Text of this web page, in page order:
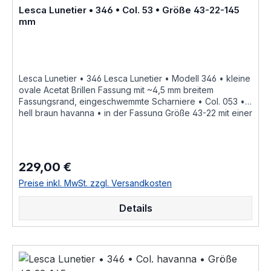
Lesca Lunetier • 346 • Col. 53 • Größe 43-22-145
mm
Lesca Lunetier • 346 Lesca Lunetier • Modell 346 • kleine
ovale Acetat Brillen Fassung mit ~4,5 mm breitem
Fassungsrand, eingeschwemmte Scharniere • Col. 053 •
hell braun havanna • in der Fassung Größe 43-22 mit einer
Brillenfassung kurz Fassung ist im Online Shop bestellbar
und wird in weiteren Farben Col. 053 • hell braun
424 • dunkel rot braun havanna geflecktCol. havanna als
zusätzliche Farben Varianten auf Anfrage Größenangaben
Scheibenlänge 43 mm Brückenweite 22 mm Bügellänge
145 mm • Fassungsmaße nach Kastensystem • DIN EN ISO
Regulärer Preis:
229,00 €
Preise inkl. MwSt. zzgl. Versandkosten
Details